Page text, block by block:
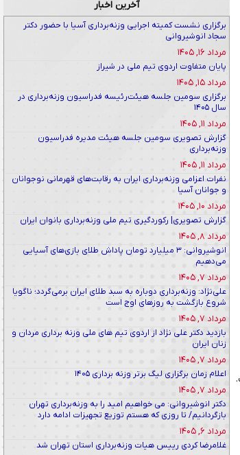
آخرین اخبار
برگزاری نشست کمیته اجرایی وزنه‌برداری آسیا با حضور دکتر
سجاد انوشیروانی
مرداد ۱۶, ۱۴۰۵
پایان متفاوت اردوی تیم ملی در شیراز
مرداد ۱۵, ۱۴۰۵
برگزاری سومین جلسه هیئت‌رئیسه فدراسیون وزنه‌برداری در
سال ۱۴۰۵
مرداد ۱۱, ۱۴۰۵
گزارش تصویری سومین جلسه هیئت مدیره فدراسیون
وزنه‌برداری
مرداد ۱۱, ۱۴۰۵
نفرات اعزامی وزنه‌برداری ایران به رقابت‌های قهرمانی نوجوانان
و جوانان آسیا
مرداد ۱۰, ۱۴۰۵
گزارش تصویری| رکوردگیری تیم ملی وزنه‌برداری بانوان ایران
مرداد ۸, ۱۴۰۵
انوشیروانی: ۳ میلیارد تومان پاداش طلای بازی‌های آسیایی
می‌دهیم
مرداد ۷, ۱۴۰۵
علی‌نژاد: وزنه‌برداری دوباره به سبد طلای ایران برمی‌گردد؛ ناگویا
شروع بازگشت به روزهای اوج است
مرداد ۷, ۱۴۰۵
بازدید دکتر علی نژاد از اردوی تیم های ملی وزنه برداری مردان و
زنان ایران
مرداد ۷, ۱۴۰۵
اعلام زمان برگزاری لیگ برتر وزنه برداری ۱۴۰۵
مرداد ۷, ۱۴۰۵
دکتر انوشیروانی: می خواهیم امید را به وزنه‌برداری تهران
بازگردانیم/ تا روزی که هستم توزیع تجهیزات ادامه دارد
مرداد ۶, ۱۴۰۵
غلامرضا کردی رییس هیات وزنه‌برداری استان تهران شد